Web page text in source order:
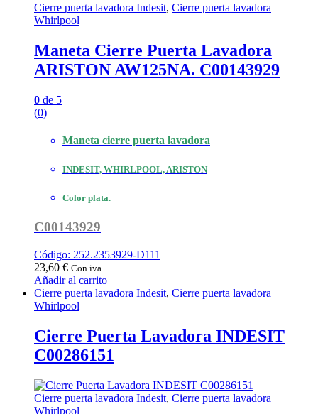
Cierre puerta lavadora Indesit, Cierre puerta lavadora
Whirlpool
Maneta Cierre Puerta Lavadora
ARISTON AW125NA. C00143929
0 de 5
(0)
Maneta cierre puerta lavadora
INDESIT, WHIRLPOOL, ARISTON
Color plata.
C00143929
Código: 252.2353929-D111
23,60 € Con iva
Añadir al carrito
Cierre puerta lavadora Indesit, Cierre puerta lavadora
Whirlpool
Cierre Puerta Lavadora INDESIT
C00286151
Cierre puerta lavadora Indesit, Cierre puerta lavadora
Whirlpool